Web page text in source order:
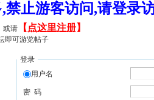
,禁止游客访问,请登
或请 【 点这里注册】
即可游览帖子
登录
用户名
密 码